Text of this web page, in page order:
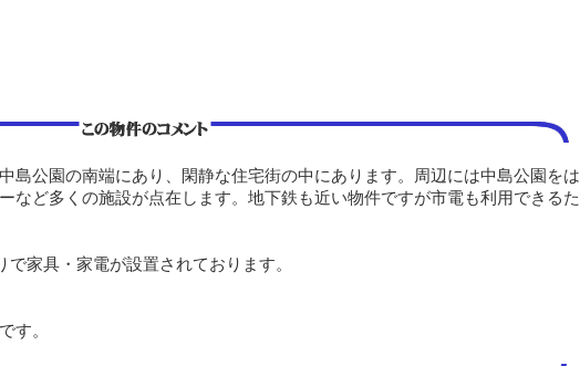
公園の南端にあり、閑静な住宅街の中にあります。周辺には中島公園をは
など多くの施設が点在します。地下鉄も近い物件ですが市電も利用できるた
家具・家電が設置されております。
す。